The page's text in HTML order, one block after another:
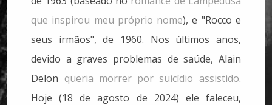
que inspirou meu próprio nome), e "Rocco e
seus irmãos", de 1960. Nos últimos anos,
devido a graves problemas de saúde, Alain
Delon queria morrer por suicídio assistido.
Hoje (18 de agosto de 2024) ele faleceu,